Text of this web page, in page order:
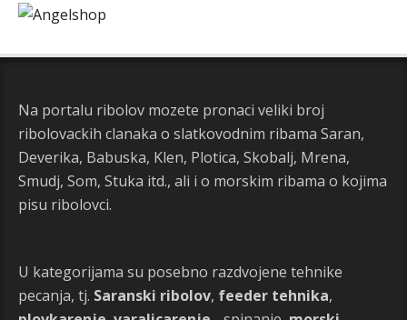
Na portalu ribolov mozete pronaci veliki broj
ribolovackih clanaka o slatkovodnim ribama Saran,
Deverika, Babuska, Klen, Plotica, Skobalj, Mrena,
Smudj, Som, Stuka itd., ali i o morskim ribama o kojima
pisu ribolovci.
U kategorijama su posebno razdvojene tehnike
pecanja, tj. Saranski ribolov, feeder tehnika,